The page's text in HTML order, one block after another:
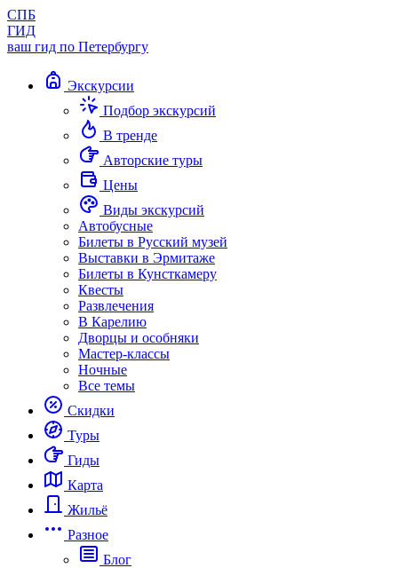
СПБ
ГИД
ваш гид по Петербургу
Экскурсии
Подбор экскурсий
В тренде
Авторские туры
Цены
Виды экскурсий
Автобусные
Билеты в Русский музей
Выставки в Эрмитаже
Билеты в Кунсткамеру
Квесты
Развлечения
В Карелию
Дворцы и особняки
Мастер-классы
Ночные
Все темы
Скидки
Туры
Гиды
Карта
Жильё
Разное
Блог